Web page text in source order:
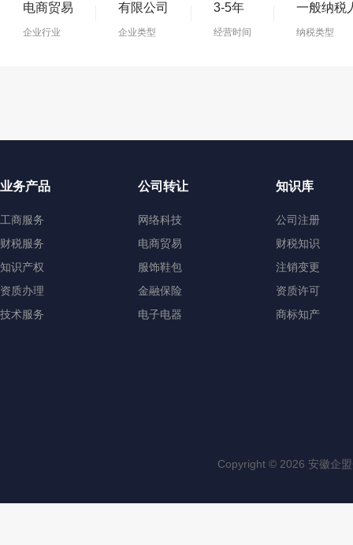
电商贸易
企业行业
有限公司
企业类型
3-5年
经营时间
一般纳税
纳税类型
业务产品
工商服务
财税服务
知识产权
资质办理
技术服务
公司转让
网络科技
电商贸易
服饰鞋包
金融保险
电子电器
知识库
公司注册
财税知识
注销变更
资质许可
商标知产
Copyright © 2026 安徽企